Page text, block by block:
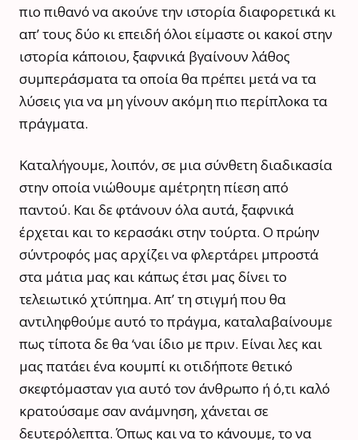
πιο πιθανό να ακούνε την ιστορία διαφορετικά κι
απ’ τους δύο κι επειδή όλοι είμαστε οι κακοί στην
ιστορία κάποιου, ξαφνικά βγαίνουν λάθος
συμπεράσματα τα οποία θα πρέπει μετά να τα
λύσεις για να μη γίνουν ακόμη πιο περίπλοκα τα
πράγματα.
Καταλήγουμε, λοιπόν, σε μια σύνθετη διαδικασία
στην οποία νιώθουμε αμέτρητη πίεση από
παντού. Και δε φτάνουν όλα αυτά, ξαφνικά
έρχεται και το κερασάκι στην τούρτα. Ο πρώην
σύντροφός μας αρχίζει να φλερτάρει μπροστά
στα μάτια μας και κάπως έτσι μας δίνει το
τελειωτικό χτύπημα. Απ’ τη στιγμή που θα
αντιληφθούμε αυτό το πράγμα, καταλαβαίνουμε
πως τίποτα δε θα ‘ναι ίδιο με πριν. Είναι λες και
μας πατάει ένα κουμπί κι οτιδήποτε θετικό
σκεφτόμασταν για αυτό τον άνθρωπο ή ό,τι καλό
κρατούσαμε σαν ανάμνηση, χάνεται σε
δευτερόλεπτα. Όπως και να το κάνουμε, το να